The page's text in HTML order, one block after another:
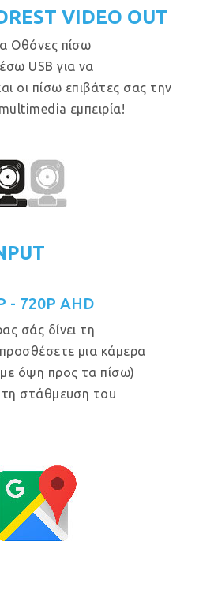
VIDEO OUT
Οθόνες πίσω
USB για να
οι πίσω επιβάτες σας την
εμπειρία!
- 720P AHD
σάς δίνει τη
μια κάμερα
όψη προς τα πίσω)
τη στάθμευση του